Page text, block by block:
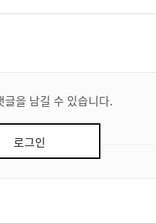
글을 남길 수 있습니다.
로그인